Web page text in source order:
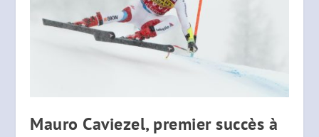
Mauro Caviezel, premier succès à